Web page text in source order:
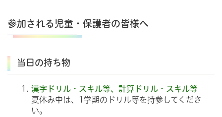
参加される児童・保護者の皆様へ
当日の持ち物
漢字ドリル・スキル等、計算ドリル・スキル等
夏休み中は、1学期のドリル等を持参してくださ
い。